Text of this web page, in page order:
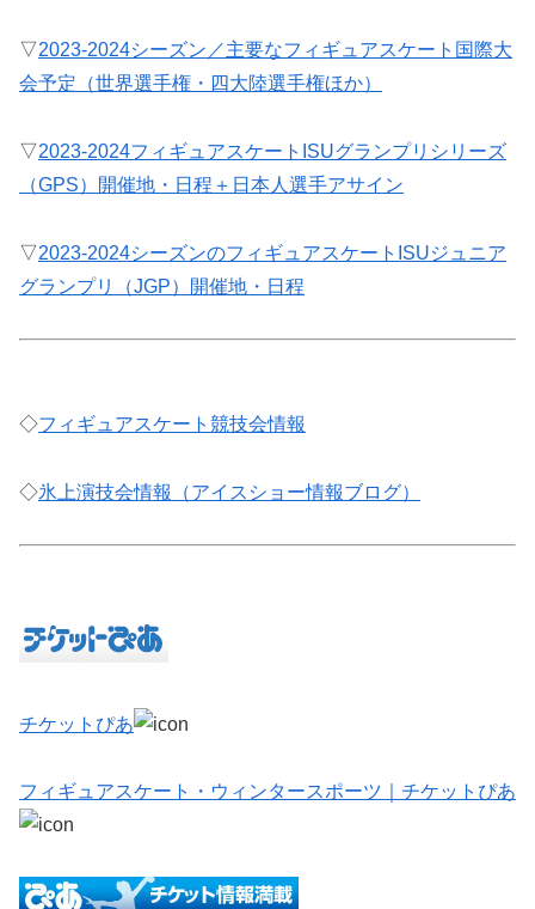
▽2023-2024シーズン／主要なフィギュアスケート国際大
会予定（世界選手権・四大陸選手権ほか）
▽2023-2024フィギュアスケートISUグランプリシリーズ
（GPS）開催地・日程＋日本人選手アサイン
▽2023-2024シーズンのフィギュアスケートISUジュニア
グランプリ（JGP）開催地・日程
◇フィギュアスケート競技会情報
◇氷上演技会情報（アイスショー情報ブログ）
チケットぴあ
フィギュアスケート・ウィンタースポーツ｜チケットぴあ